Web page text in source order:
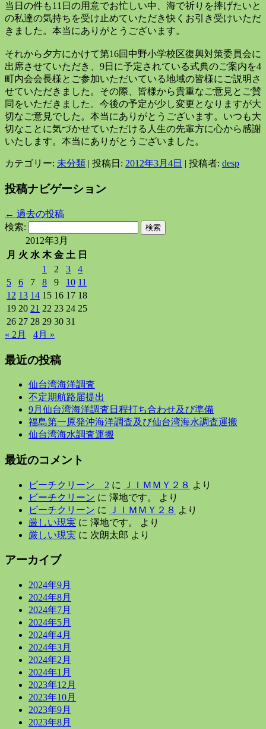
当日の件も11日の用意でお忙しい中、海で祈りを捧げたいと
の私達の気持ちを受け止めていただき快くお引き受けいただ
きました。本当にありがとうございます。
それから夕方にかけて第16回中野小学校区復興対策委員会に
出席させていただき、9日に予定されている式典のご案内を4
町内会会長様とご参加いただいている地域の皆様にご説明さ
せていただきました。その際、皆様から貴重なご意見とご賛
同をいただきました。今後の予定が少し変更となりますが大
切なご意見でした。本当にありがとうございます。いつも大
切なことに気づかせていただける人生の先輩方に心から感謝
いたします。本当にありがとうございました。
カテゴリー: 未分類 | 投稿日: 2012年3月4日 | 投稿者: desp
投稿ナビゲーション
← 過去の投稿
検索:
2012年3月
月 火 水 木 金 土 日
1
2 3
4
5
6 7 8 9 10 11
12 13 14 15 16 17 18
19 20 21 22 23 24 25
26 27 28 29 30 31
« 2月
4月 »
最近の投稿
仙台湾海洋調査
不定期航路届提出
9月仙台湾海洋調査日程打ち合わせ及び準備
福島第一原発沖海洋調査及び仙台湾海水調査運搬
仙台湾海水調査運搬
最近のコメント
ビーチクリーン 2 に ＪＩＭＭＹ２８ より
ビーチクリーン に 澤地です。
より
ビーチクリーン に ＪＩＭＭＹ２８ より
厳しい現実 に 澤地です。
より
厳しい現実 に 次朗太郎 より
アーカイブ
2024年9月
2024年8月
2024年7月
2024年5月
2024年4月
2024年3月
2024年2月
2024年1月
2023年12月
2023年10月
2023年9月
2023年8月